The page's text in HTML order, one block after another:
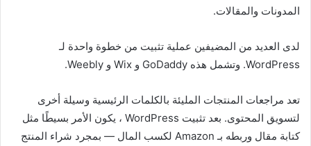
المدونات والمقالات.
لدى العديد من المضيفين عملية تثبيت من خطوة واحدة لـ
WordPress. وتشمل هذه GoDaddy و Wix و Weebly.
تعد مراجعات المنتجات المليئة بالكلمات الرئيسية وسيلة أخرى
لتسويق المحتوى. بعد تثبيت WordPress ، يكون الأمر بسيطًا مثل
كتابة مقال وربطه بـ Amazon لكسب المال — بمجرد شراء المنتج